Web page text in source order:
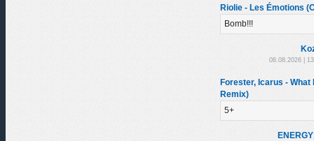
Riolie - Les Émotions
Bomb!!!
08.08.2026 |
Forester, Icarus -
Remix)
5+